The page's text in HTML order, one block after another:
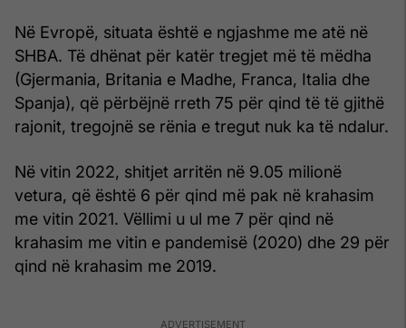
Në Evropë, situata është e ngjashme me atë në
SHBA. Të dhënat për katër tregjet më të mëdha
(Gjermania, Britania e Madhe, Franca, Italia dhe
Spanja), që përbëjnë rreth 75 për qind të të gjithë
rajonit, tregojnë se rënia e tregut nuk ka të ndalur.
Në vitin 2022, shitjet arritën në 9.05 milionë
vetura, që është 6 për qind më pak në krahasim
me vitin 2021. Vëllimi u ul me 7 për qind në
krahasim me vitin e pandemisë (2020) dhe 29 për
qind në krahasim me 2019.